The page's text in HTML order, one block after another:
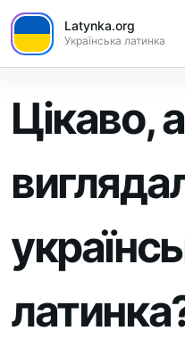
Latynka.org
Українська латинка
Цікаво,